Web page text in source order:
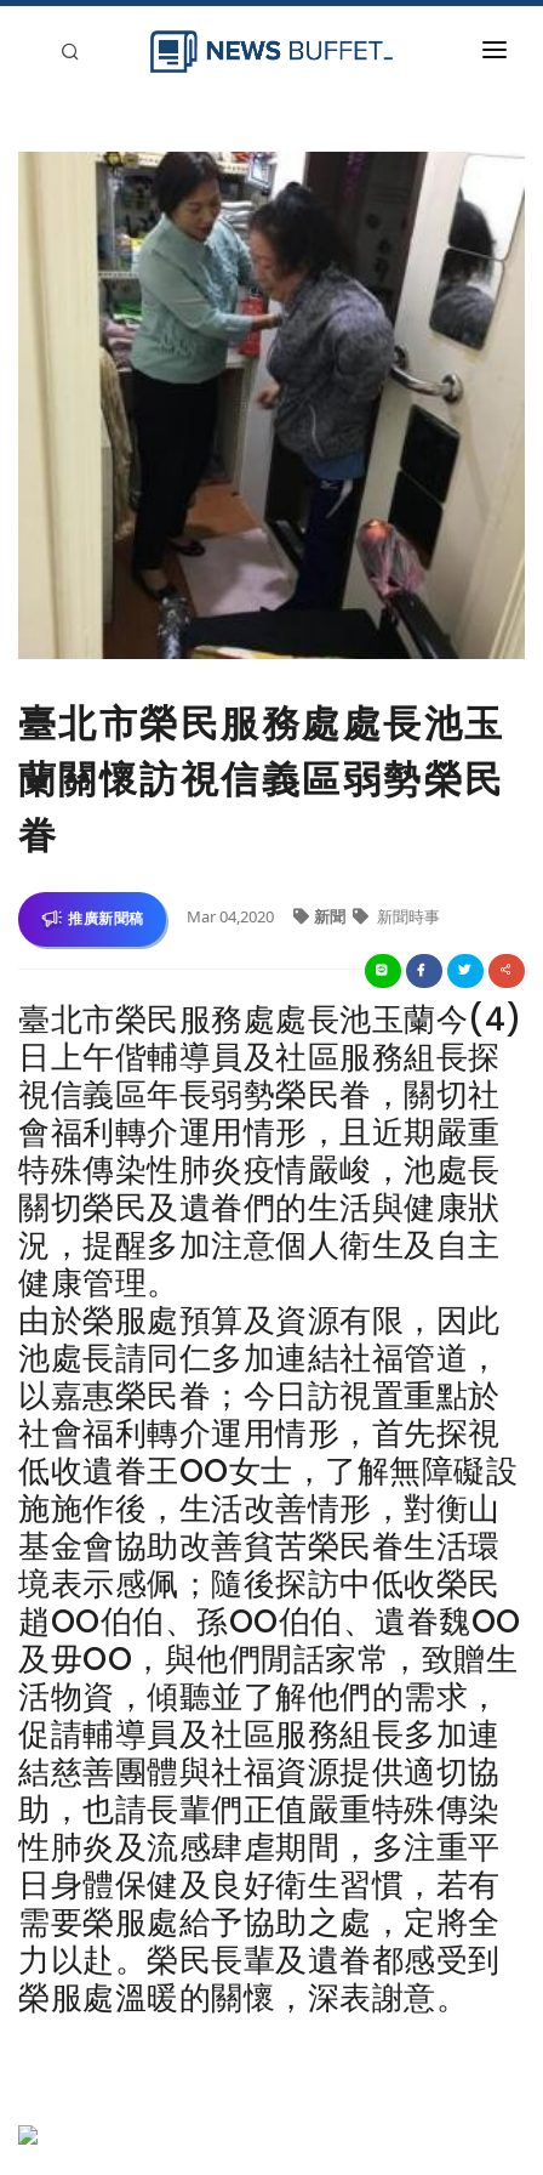
新聞稿分類
登入
刊登
臺北市榮民服務處處長池玉
蘭關懷訪視信義區弱勢榮民
眷
推廣新聞稿 Mar 04,2020 新聞 新聞時事
臺北市榮民服務處處長池玉蘭今(4)
日上午偕輔導員及社區服務組長探
視信義區年長弱勢榮民眷，關切社
會福利轉介運用情形，且近期嚴重
特殊傳染性肺炎疫情嚴峻，池處長
關切榮民及遺眷們的生活與健康狀
況，提醒多加注意個人衛生及自主
健康管理。
由於榮服處預算及資源有限，因此
池處長請同仁多加連結社福管道，
以嘉惠榮民眷；今日訪視置重點於
社會福利轉介運用情形，首先探視
低收遺眷王OO女士，了解無障礙設
施施作後，生活改善情形，對衡山
基金會協助改善貧苦榮民眷生活環
境表示感佩；隨後探訪中低收榮民
趙OO伯伯、孫OO伯伯、遺眷魏OO
及毋OO，與他們閒話家常，致贈生
活物資，傾聽並了解他們的需求，
促請輔導員及社區服務組長多加連
結慈善團體與社福資源提供適切協
助，也請長輩們正值嚴重特殊傳染
性肺炎及流感肆虐期間，多注重平
日身體保健及良好衛生習慣，若有
需要榮服處給予協助之處，定將全
力以赴。榮民長輩及遺眷都感受到
榮服處溫暖的關懷，深表謝意。